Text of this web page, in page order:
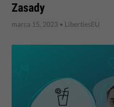
Zasady
marca 15, 2023 • LibertiesEU